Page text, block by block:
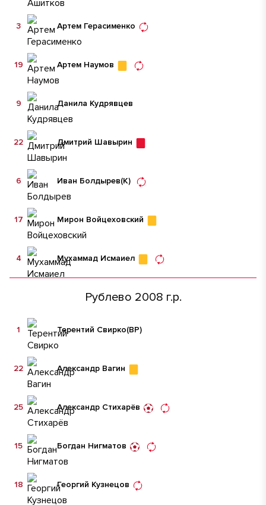
Артем Герасименко
3
Артем Наумов
19
Данила Кудрявцев
9
Дмитрий Шавырин
22
Иван Болдырев(К)
6
Мирон Войцеховский
17
Мухаммад Исмаиел
4
Рублево 2008 г.р.
Терентий Свирко(ВР)
1
Александр Вагин
22
Александр Стихарёв
25
Богдан Нигматов
15
Георгий Кузнецов
18